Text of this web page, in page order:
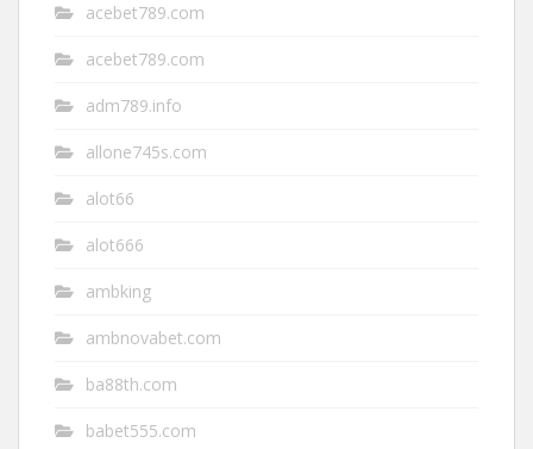
acebet789.com
acebet789.com
adm789.info
allone745s.com
alot66
alot666
ambking
ambnovabet.com
ba88th.com
babet555.com